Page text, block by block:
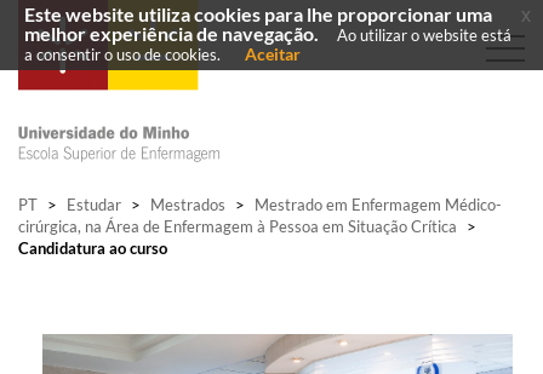
PT > Estudar > Mestrados >
Mestrado em Enfermagem Médico-
cirúrgica, na Área de Enfermagem à Pessoa em Situação Crítica
>
Candidatura ao curso
Este website utiliza cookies para lhe proporcionar uma
melhor experiência de navegação.
Ao utilizar o website está
a consentir o uso de cookies.
Aceitar
x